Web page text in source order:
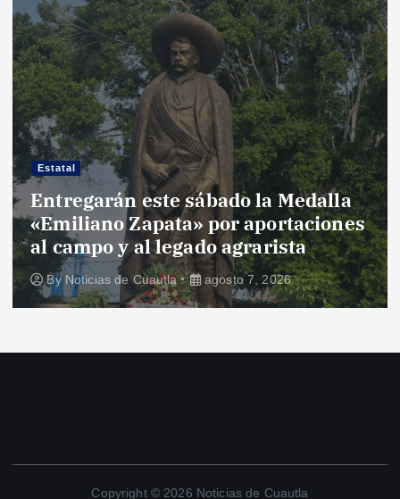
Estatal
Entregarán este sábado la Medalla
«Emiliano Zapata» por aportaciones
al campo y al legado agrarista
ByNoticias de Cuautla agosto 7, 2026
Copyright © 2026 Noticias de Cuautla